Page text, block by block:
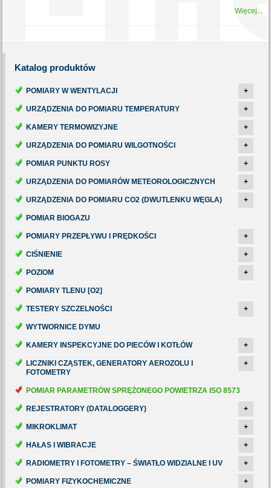
Więcej...
Katalog produktów
POMIARY W WENTYLACJI +
URZĄDZENIA DO POMIARU TEMPERATURY +
KAMERY TERMOWIZYJNE +
URZĄDZENIA DO POMIARU WILGOTNOŚCI +
POMIAR PUNKTU ROSY +
URZĄDZENIA DO POMIARÓW METEOROLOGICZNYCH +
URZĄDZENIA DO POMIARU CO2 (DWUTLENKU WĘGLA) +
POMIAR BIOGAZU
POMIARY PRZEPŁYWU I PRĘDKOŚCI +
CIŚNIENIE +
POZIOM +
POMIARY TLENU [O2]
TESTERY SZCZELNOŚCI +
WYTWORNICE DYMU
KAMERY INSPEKCYJNE DO PIECÓW I KOTŁÓW +
LICZNIKI CZĄSTEK, GENERATORY AEROZOLU I
FOTOMETRY
+
POMIAR PARAMETRÓW SPRĘŻONEGO POWIETRZA ISO 8573
REJESTRATORY (DATALOGGERY) +
MIKROKLIMAT +
HAŁAS I WIBRACJE +
RADIOMETRY I FOTOMETRY – ŚWIATŁO WIDZIALNE I UV +
POMIARY FIZYKOCHEMICZNE +